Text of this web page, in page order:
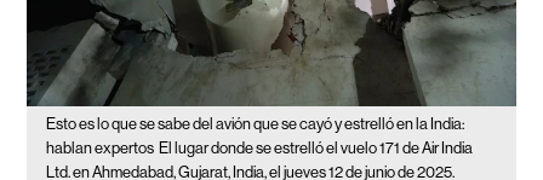
Esto es lo que se sabe del avión que se cayó y estrelló en la India:
hablan expertos El lugar donde se estrelló el vuelo 171 de Air India
Ltd. en Ahmedabad, Gujarat, India, el jueves 12 de junio de 2025.